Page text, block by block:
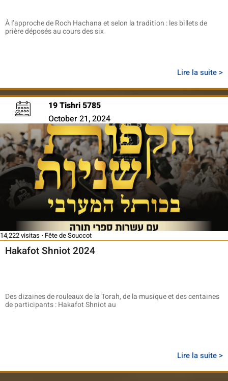
À l’approche de Roch Hachana et selon la tradition : les billets de
prière déposés au cours des six
Lire la suite >
19 Tishri 5785
October 21, 2024
14,222 visitas Fête de Souccot
Hakafot Shniot 2024
Des dizaines de rouleaux de la Torah, de la musique et des centaines
de participants : Hakafot Shniot au
Lire la suite >